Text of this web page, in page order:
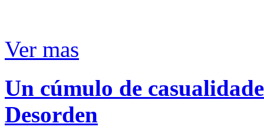
Ver mas
Un cúmulo de
Desorden